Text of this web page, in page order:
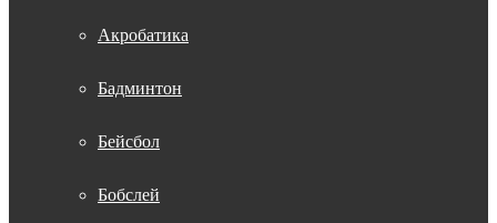
Акробатика
Бадминтон
Бейсбол
Бобслей